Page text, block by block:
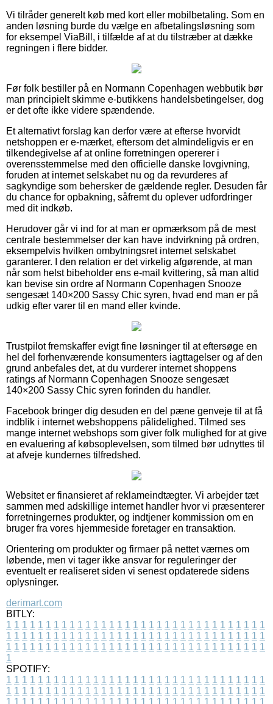
Vi tilråder generelt køb med kort eller mobilbetaling. Som en
anden løsning burde du vælge en afbetalingsløsning som
for eksempel ViaBill, i tilfælde af at du tilstræber at dække
regningen i flere bidder.
Før folk bestiller på en Normann Copenhagen webbutik bør
man principielt skimme e-butikkens handelsbetingelser, dog
er det ofte ikke videre spændende.
Et alternativt forslag kan derfor være at efterse hvorvidt
netshoppen er e-mærket, eftersom det almindeligvis er en
tilkendegivelse af at online forretningen opererer i
overensstemmelse med den officielle danske lovgivning,
foruden at internet selskabet nu og da revurderes af
sagkyndige som behersker de gældende regler. Desuden får
du chance for opbakning, såfremt du oplever udfordringer
med dit indkøb.
Herudover går vi ind for at man er opmærksom på de mest
centrale bestemmelser der kan have indvirkning på ordren,
eksempelvis hvilken ombytningsret internet selskabet
garanterer. I den relation er det virkelig afgørende, at man
når som helst bibeholder ens e-mail kvittering, så man altid
kan bevise sin ordre af Normann Copenhagen Snooze
sengesæt 140×200 Sassy Chic syren, hvad end man er på
udkig efter varer til en mand eller kvinde.
Trustpilot fremskaffer evigt fine løsninger til at eftersøge en
hel del forhenværende konsumenters iagttagelser og af den
grund anbefales det, at du vurderer internet shoppens
ratings af Normann Copenhagen Snooze sengesæt
140×200 Sassy Chic syren forinden du handler.
Facebook bringer dig desuden en del pæne genveje til at få
indblik i internet webshoppens pålidelighed. Tilmed ses
mange internet webshops som giver folk mulighed for at give
en evaluering af købsoplevelsen, som tilmed bør udnyttes til
at afveje kundernes tilfredshed.
Websitet er finansieret af reklameindtægter. Vi arbejder tæt
sammen med adskillige internet handler hvor vi præsenterer
forretningernes produkter, og indtjener kommission om en
bruger fra vores hjemmeside foretager en transaktion.
Orientering om produkter og firmaer på nettet værnes om
løbende, men vi tager ikke ansvar for reguleringer der
eventuelt er realiseret siden vi senest opdaterede sidens
oplysninger.
derimart.com
BITLY:
1 1 1 1 1 1 1 1 1 1 1 1 1 1 1 1 1 1 1 1 1 1 1 1 1 1 1 1 1 1 1 1 1
1 1 1 1 1 1 1 1 1 1 1 1 1 1 1 1 1 1 1 1 1 1 1 1 1 1 1 1 1 1 1 1 1
1 1 1 1 1 1 1 1 1 1 1 1 1 1 1 1 1 1 1 1 1 1 1 1 1 1 1 1 1 1 1 1 1
1
SPOTIFY:
1 1 1 1 1 1 1 1 1 1 1 1 1 1 1 1 1 1 1 1 1 1 1 1 1 1 1 1 1 1 1 1 1
1 1 1 1 1 1 1 1 1 1 1 1 1 1 1 1 1 1 1 1 1 1 1 1 1 1 1 1 1 1 1 1 1
1 1 1 1 1 1 1 1 1 1 1 1 1 1 1 1 1 1 1 1 1 1 1 1 1 1 1 1 1 1 1 1 1